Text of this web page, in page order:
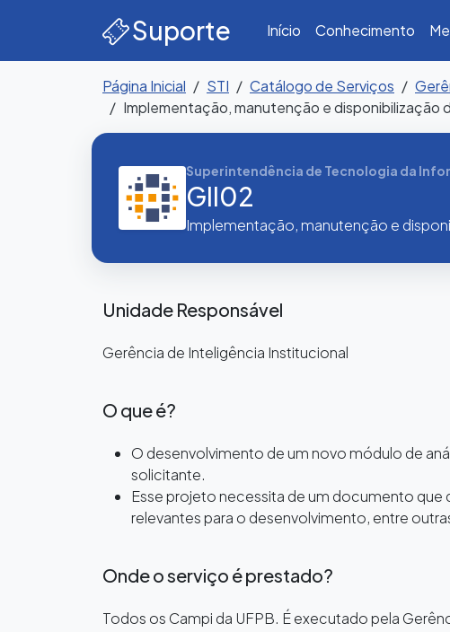
Suporte Início Conhecimento
Página Inicial STI Catálogo de Serviços
Implementação, manutenção e disponibilização
Superintendência de Tecnologia da
GII02
Implementação, manutenção e
Unidade Responsável
Gerência de Inteligência Institucional
O que é?
O desenvolvimento de um novo módulo de
solicitante.
Esse projeto necessita de um documento que
relevantes para o desenvolvimento, entre
Onde o serviço é prestado?
Todos os Campi da UFPB. É executado pela